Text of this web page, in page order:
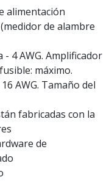
alimentación
de alambre
4 AWG. Amplificador
máximo.
AWG. Tamaño del
fabricadas con la
de